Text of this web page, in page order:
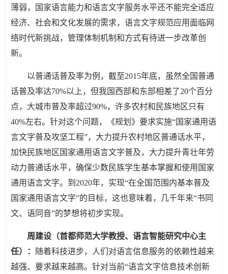
薄弱，国家语言能力和语言文字服务水平还不能完全适应
经济、社会和文化发展的需求，语言文字规范应用面临网
络时代新挑战，管理体制机制和方式有待进一步改革创
新。
以普通话普及率为例，截至2015年底，虽然全国普通
话普及率达70%以上，但我国西部和东部相差了20个百分
点，大城市普及率超过90%，许多农村和民族地区只有
40%左右。针对这个问题，《规划》要求实施“国家通用语
言文字普及攻坚工程”，大力提升农村地区普通话水平，
加快民族地区国家通用语言文字普及，大力提升青壮年劳
动力普通话水平，确保少数民族学生基本掌握和使用国家
通用语言文字。到2020年，实现“在全国范围内基本普及
国家通用语言文字”的目标，这也意味着，几千年来“书同
文、语同音”的梦想将初步实现。
周建设（首都师范大学教授、语言智能研究中心主
任）：
随着科技进步，人们对语言信息服务的依赖性越来
越强、要求越来越高。针对当前“语言文字信息技术创新